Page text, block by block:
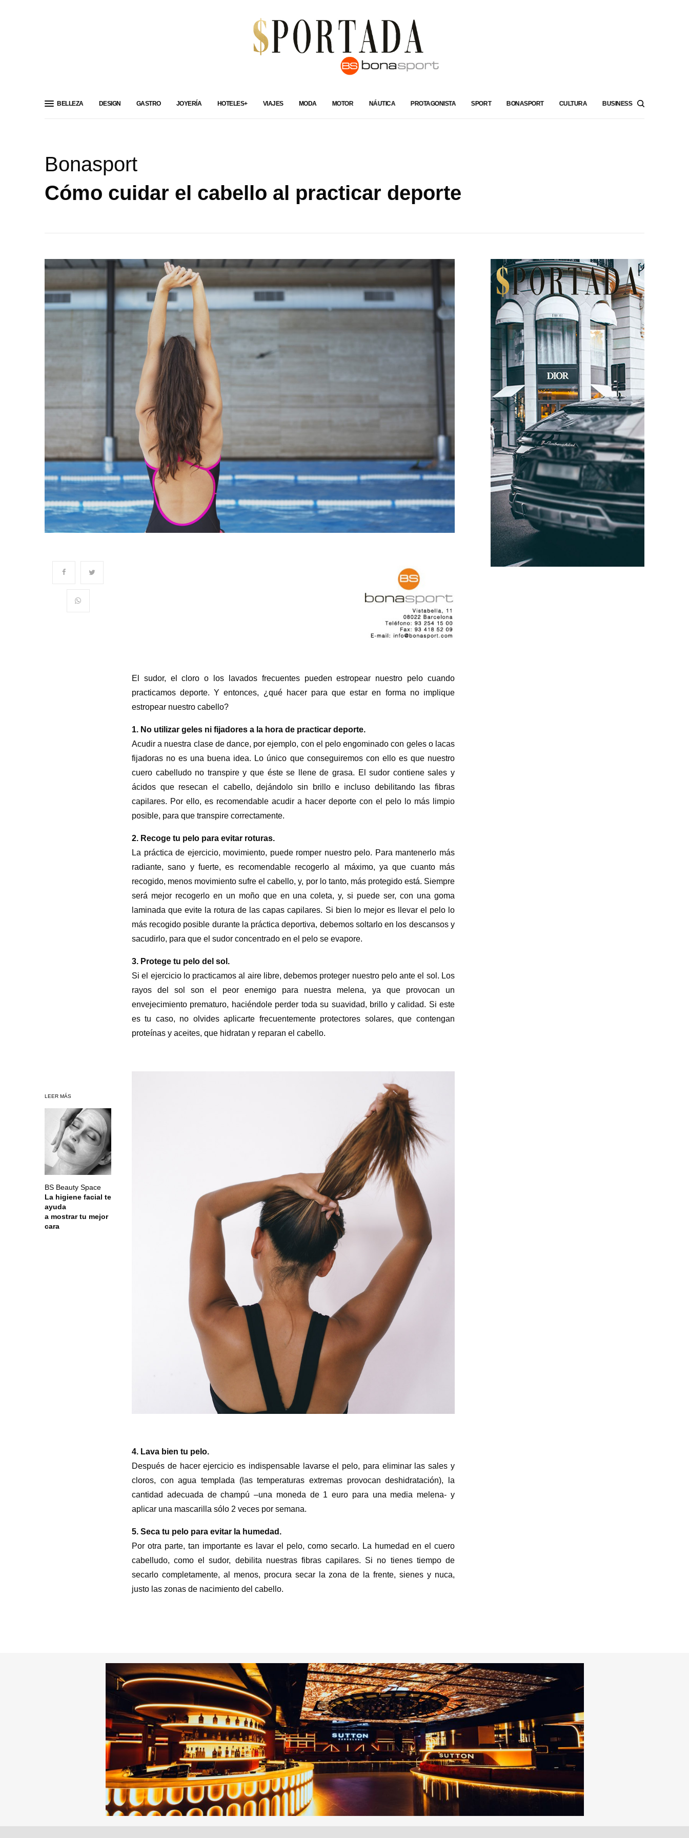
BELLEZA DESIGN GASTRO JOYERÍA HOTELES+ VIAJES MODA MOTOR NÁUTICA PROTAGONISTA SPORT BONASPORT CULTURA BUSINESS
Bonasport
Cómo cuidar el cabello al practicar deporte
LEER MÁS
BS Beauty Space
La higiene facial te
ayuda
a mostrar tu mejor
cara
El sudor, el cloro o los lavados frecuentes pueden estropear nuestro pelo cuando
practicamos deporte. Y entonces, ¿qué hacer para que estar en forma no implique
estropear nuestro cabello?
1. No utilizar geles ni fijadores a la hora de practicar deporte.
Acudir a nuestra clase de dance, por ejemplo, con el pelo engominado con geles o lacas
fijadoras no es una buena idea. Lo único que conseguiremos con ello es que nuestro
cuero cabelludo no transpire y que éste se llene de grasa. El sudor contiene sales y
ácidos que resecan el cabello, dejándolo sin brillo e incluso debilitando las fibras
capilares. Por ello, es recomendable acudir a hacer deporte con el pelo lo más limpio
posible, para que transpire correctamente.
2. Recoge tu pelo para evitar roturas.
La práctica de ejercicio, movimiento, puede romper nuestro pelo. Para mantenerlo más
radiante, sano y fuerte, es recomendable recogerlo al máximo, ya que cuanto más
recogido, menos movimiento sufre el cabello, y, por lo tanto, más protegido está. Siempre
será mejor recogerlo en un moño que en una coleta, y, si puede ser, con una goma
laminada que evite la rotura de las capas capilares. Si bien lo mejor es llevar el pelo lo
más recogido posible durante la práctica deportiva, debemos soltarlo en los descansos y
sacudirlo, para que el sudor concentrado en el pelo se evapore.
3. Protege tu pelo del sol.
Si el ejercicio lo practicamos al aire libre, debemos proteger nuestro pelo ante el sol. Los
rayos del sol son el peor enemigo para nuestra melena, ya que provocan un
envejecimiento prematuro, haciéndole perder toda su suavidad, brillo y calidad. Si este
es tu caso, no olvides aplicarte frecuentemente protectores solares, que contengan
proteínas y aceites, que hidratan y reparan el cabello.
4. Lava bien tu pelo.
Después de hacer ejercicio es indispensable lavarse el pelo, para eliminar las sales y
cloros, con agua templada (las temperaturas extremas provocan deshidratación), la
cantidad adecuada de champú –una moneda de 1 euro para una media melena- y
aplicar una mascarilla sólo 2 veces por semana.
5. Seca tu pelo para evitar la humedad.
Por otra parte, tan importante es lavar el pelo, como secarlo. La humedad en el cuero
cabelludo, como el sudor, debilita nuestras fibras capilares. Si no tienes tiempo de
secarlo completamente, al menos, procura secar la zona de la frente, sienes y nuca,
justo las zonas de nacimiento del cabello.